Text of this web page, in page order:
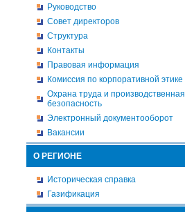
Руководство
Совет директоров
Структура
Контакты
Правовая информация
Комиссия по корпоративной этике
Охрана труда и производственная
безопасность
Электронный документооборот
Вакансии
О РЕГИОНЕ
Историческая справка
Газификация